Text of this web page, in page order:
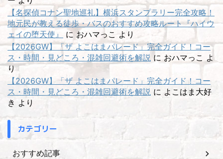
【名探偵コナン聖地巡礼】横浜スタンプラリー完全攻略！
地元民が教える徒歩・バスのおすすめ攻略ルート『ハイウ
ェイの堕天使』
に おハマっこ より
【2026GW】「ザ よこはまパレード」完全ガイド！コー
ス・時間・見どころ・混雑回避術を解説 に おハマっこ よ
り
【2026GW】「ザ よこはまパレード」完全ガイド！コー
ス・時間・見どころ・混雑回避術を解説 に よこはま大好
き より
カテゴリー
おすすめ記事